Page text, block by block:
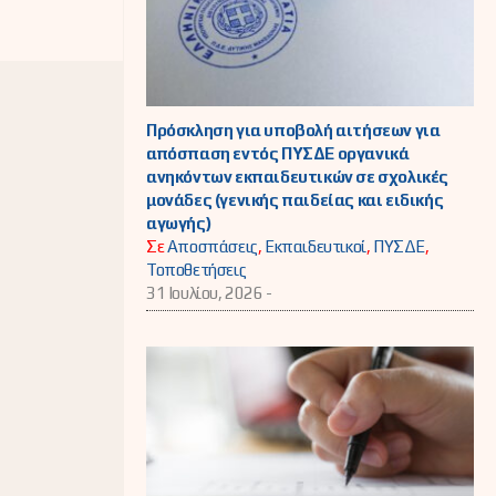
Πρόσκληση για υποβολή αιτήσεων για
απόσπαση εντός ΠΥΣΔΕ οργανικά
ανηκόντων εκπαιδευτικών σε σχολικές
μονάδες (γενικής παιδείας και ειδικής
αγωγής)
ΣεΑποσπάσεις, Εκπαιδευτικοί, ΠΥΣΔΕ,
Τοποθετήσεις
31 Ιουλίου, 2026 -